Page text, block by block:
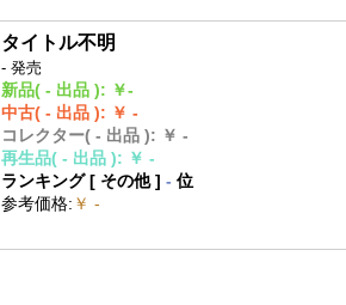
タイトル不明
- 発売
新品( - 出品 ): ￥-
中古( - 出品 ): ￥ -
コレクター( - 出品 ): ￥ -
再生品( - 出品 ): ￥ -
ランキング [ その他]- 位
参考価格: ￥ -